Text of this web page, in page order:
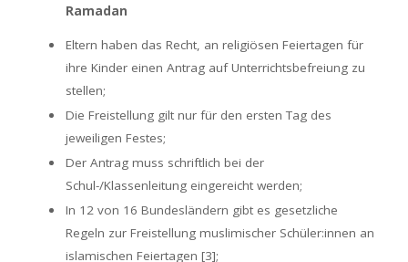
Ramadan
Eltern haben das Recht, an religiösen Feiertagen für
ihre Kinder einen Antrag auf Unterrichtsbefreiung zu
stellen;
Die Freistellung gilt nur für den ersten Tag des
jeweiligen Festes;
Der Antrag muss schriftlich bei der
Schul-/Klassenleitung eingereicht werden;
In 12 von 16 Bundesländern gibt es gesetzliche
Regeln zur Freistellung muslimischer Schüler:innen an
islamischen Feiertagen [3];